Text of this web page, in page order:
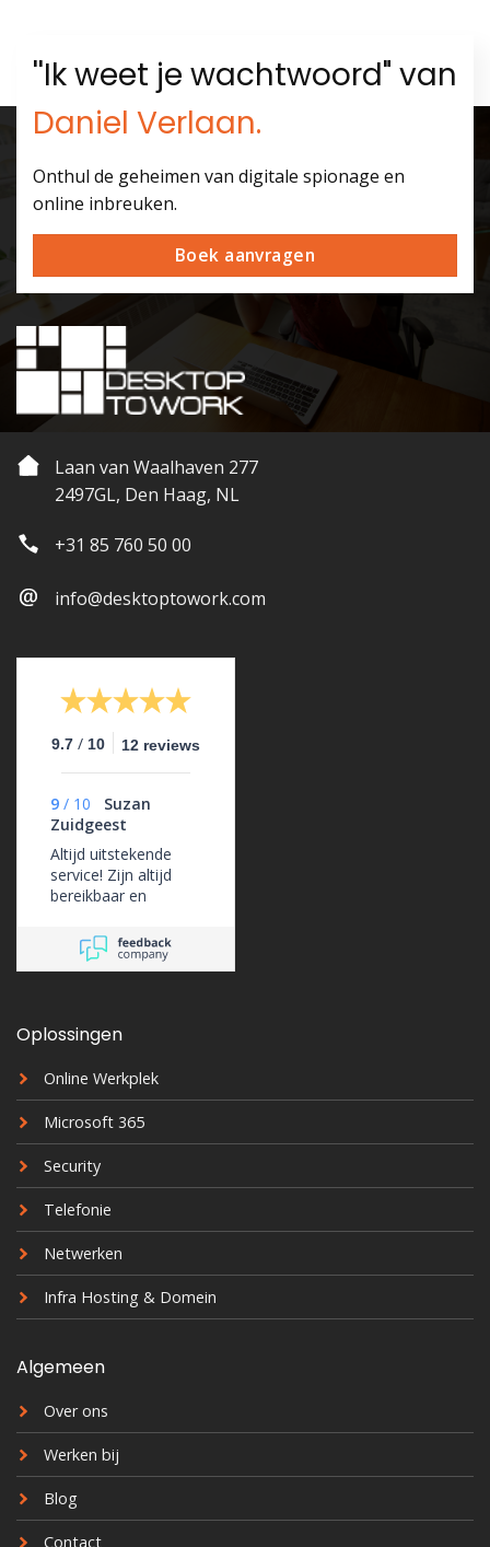
''Ik weet je wachtwoord" van
Daniel Verlaan.
Onthul de geheimen van digitale spionage en
online inbreuken.
Boek aanvragen
Laan van Waalhaven 277
2497GL, Den Haag, NL
+31 85 760 50 00
info@desktoptowork.com
9.7 / 10 12 reviews
9 / 10
Suzan
Zuidgeest
Altijd uitstekende
service! Zijn altijd
bereikbaar en
erg goed.
Oplossingen
Online Werkplek
Microsoft 365
Security
Telefonie
Netwerken
Infra Hosting & Domein
Algemeen
Over ons
Werken bij
Blog
Contact